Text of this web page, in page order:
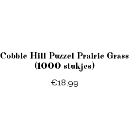
Cobble Hill Puzzel Prairie Grass
(1000 stukjes)
€18,99